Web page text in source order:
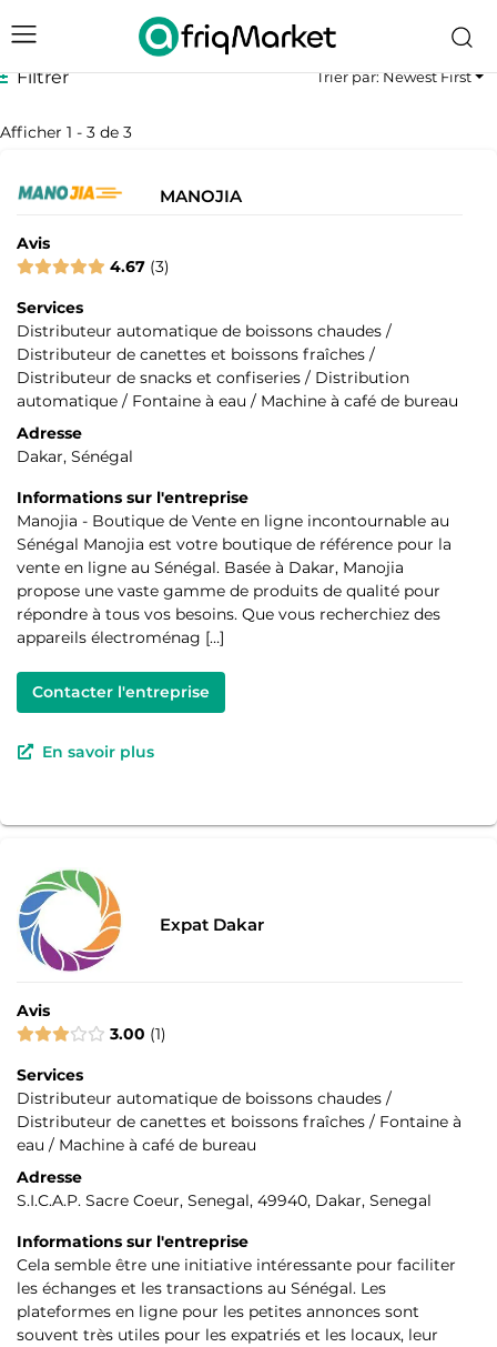
Filtrer
Afficher 1 - 3 de 3
Trier par: Newest First
MANOJIA
Avis
4.67 3
Services
Distributeur automatique de boissons chaudes /
Distributeur de canettes et boissons fraîches /
Distributeur de snacks et confiseries / Distribution
automatique / Fontaine à eau / Machine à café de bureau
Adresse
Dakar, Sénégal
Informations sur l'entreprise
Manojia - Boutique de Vente en ligne incontournable au
Sénégal Manojia est votre boutique de référence pour la
vente en ligne au Sénégal. Basée à Dakar, Manojia
propose une vaste gamme de produits de qualité pour
répondre à tous vos besoins. Que vous recherchiez des
appareils électroménag […]
Contacter l'entreprise
En savoir plus
Expat Dakar
Avis
3.00 1
Services
Distributeur automatique de boissons chaudes /
Distributeur de canettes et boissons fraîches / Fontaine à
eau / Machine à café de bureau
Adresse
S.I.C.A.P. Sacre Coeur, Senegal, 49940, Dakar, Senegal
Informations sur l'entreprise
Cela semble être une initiative intéressante pour faciliter
les échanges et les transactions au Sénégal. Les
plateformes en ligne pour les petites annonces sont
souvent très utiles pour les expatriés et les locaux, leur